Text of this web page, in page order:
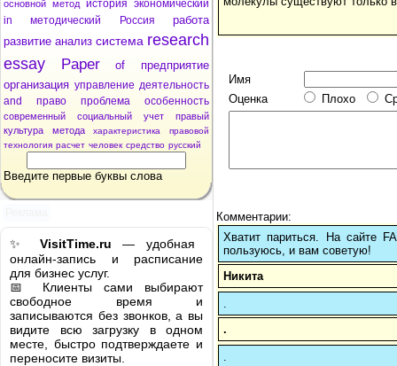
основной метод история экономический
in
методический Россия
работа
развитие анализ система research
essay
Paper of
предприятие
организация управление деятельность
and
право проблема особенность
современный социальный учет
правый
культура
метода характеристика
правовой
технология расчет человек средство русский
Введите первые буквы слова
✨ VisitTime.ru — удобная
онлайн-запись и расписание
для бизнес услуг.
📅 Клиенты сами выбирают
свободное время и
записываются без звонков, а вы
видите всю загрузку в одном
месте, быстро подтверждаете и
переносите визиты.
Имя
Оценка
Плохо
Комментарии:
Хватит париться. На сайте
пользуюсь, и вам советую!
Никита
.